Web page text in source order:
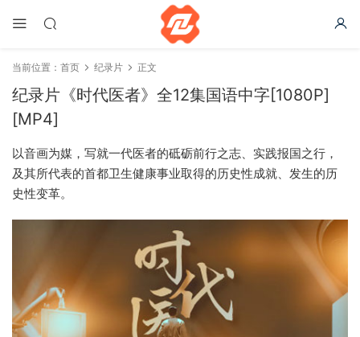
当前位置： 首页 纪录片 正文
纪录片《时代医者》全12集国语中字[1080P]
[MP4]
以音画为媒，写就一代医者的砥砺前行之志、实践报国之行，
及其所代表的首都卫生健康事业取得的历史性成就、发生的历
史性变革。